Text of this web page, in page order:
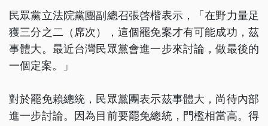
民眾黨立法院黨團副總召張啓楷表示，「在野力量足
獲三分之二（席次），這個罷免案才有可能成功，茲
事體大。最近台灣民眾黨會進一步來討論，做最後的
一個定案。」
對於罷免賴總統，民眾黨團表示茲事體大，尚待內部
進一步討論。因為目前要罷免總統，門檻相當高。得